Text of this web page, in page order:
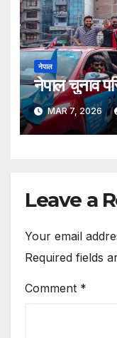
नेपाल
नेपाल चुनाव
MAR 7, 2026
Leave a
Your email
Required fields
Comment *